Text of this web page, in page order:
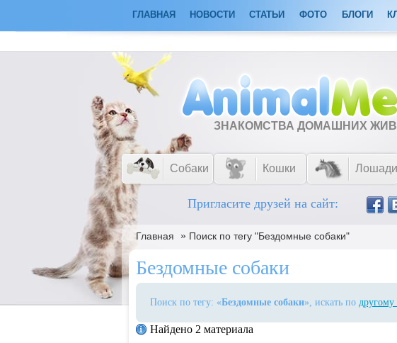
ГЛАВНАЯ НОВОСТИ СТАТЬИ ФОТО БЛОГИ
ЗНАКОМСТВА ДОМАШНИХ
Собаки Кошки Лошади
Пригласите друзей на сайт:
Главная » Поиск по тегу "Бездомные собаки"
Бездомные собаки
Поиск по тегу: «Бездомные собаки», искать по другому
Найдено 2 материала